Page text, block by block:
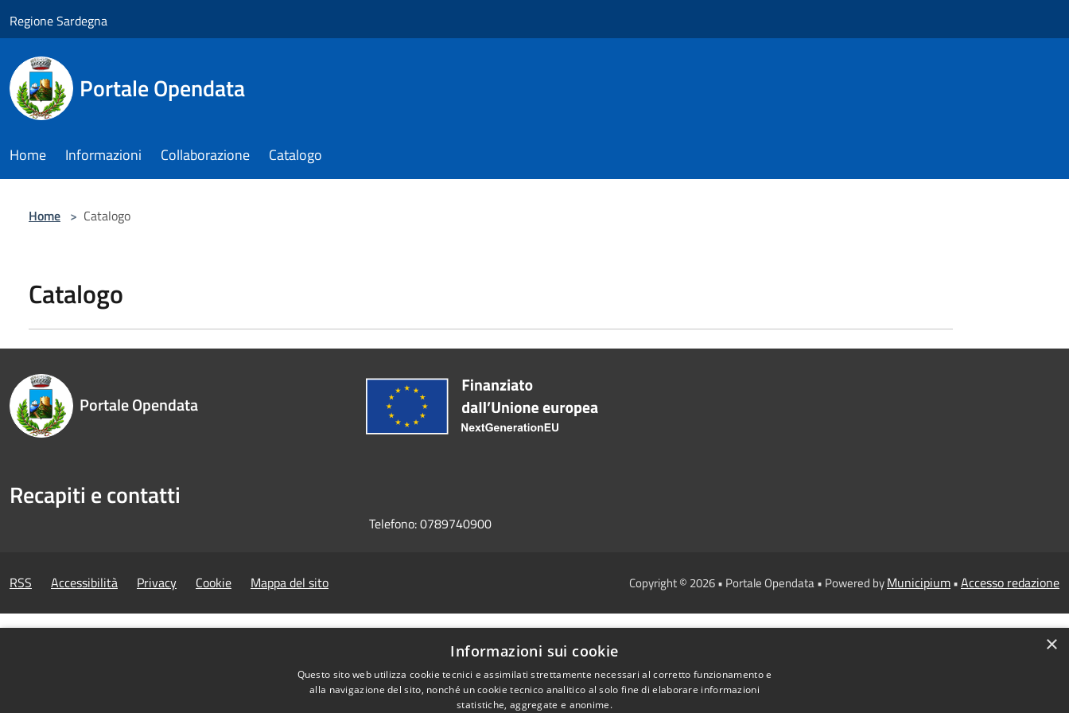
Regione Sardegna
Portale Opendata
Home Informazioni Collaborazione Catalogo
Home > Catalogo
Catalogo
Portale Opendata
Recapiti e contatti
Telefono:0789740900
RSS Accessibilità Privacy Cookie Mappa del sito Copyright © 2026 • Portale Opendata • Powered byMunicipium•Accesso redazione
×
Informazioni sui cookie
Questo sito web utilizza cookie tecnici e assimilati strettamente necessari al corretto funzionamento e
alla navigazione del sito, nonché un cookie tecnico analitico al solo fine di elaborare informazioni
statistiche, aggregate e anonime.